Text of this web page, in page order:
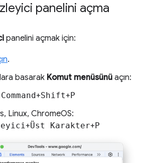
panelini açma
panelini açmak için:
.
basarak Komut menüsünü açın:
Command+Shift+P
Linux, ChromeOS:
+Üst Karakter+P